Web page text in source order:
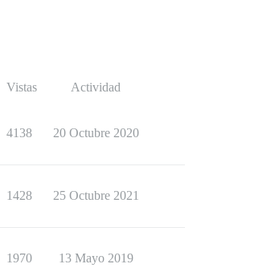
Vistas Actividad
4138 20 Octubre 2020
1428 25 Octubre 2021
1970 13 Mayo 2019